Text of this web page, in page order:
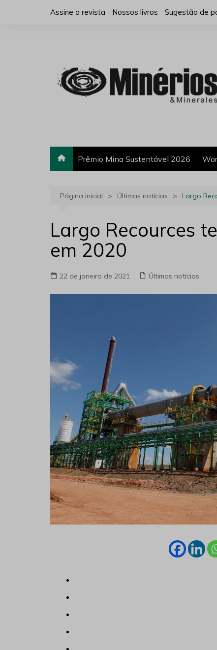
Assine a revista Nossos livros Sugestão de
Prêmio Mina Sustentável 2026
Página inicial Últimas notícias Largo
Largo Recources
em 2020
22 de janeiro de 2021 Últimas notícias